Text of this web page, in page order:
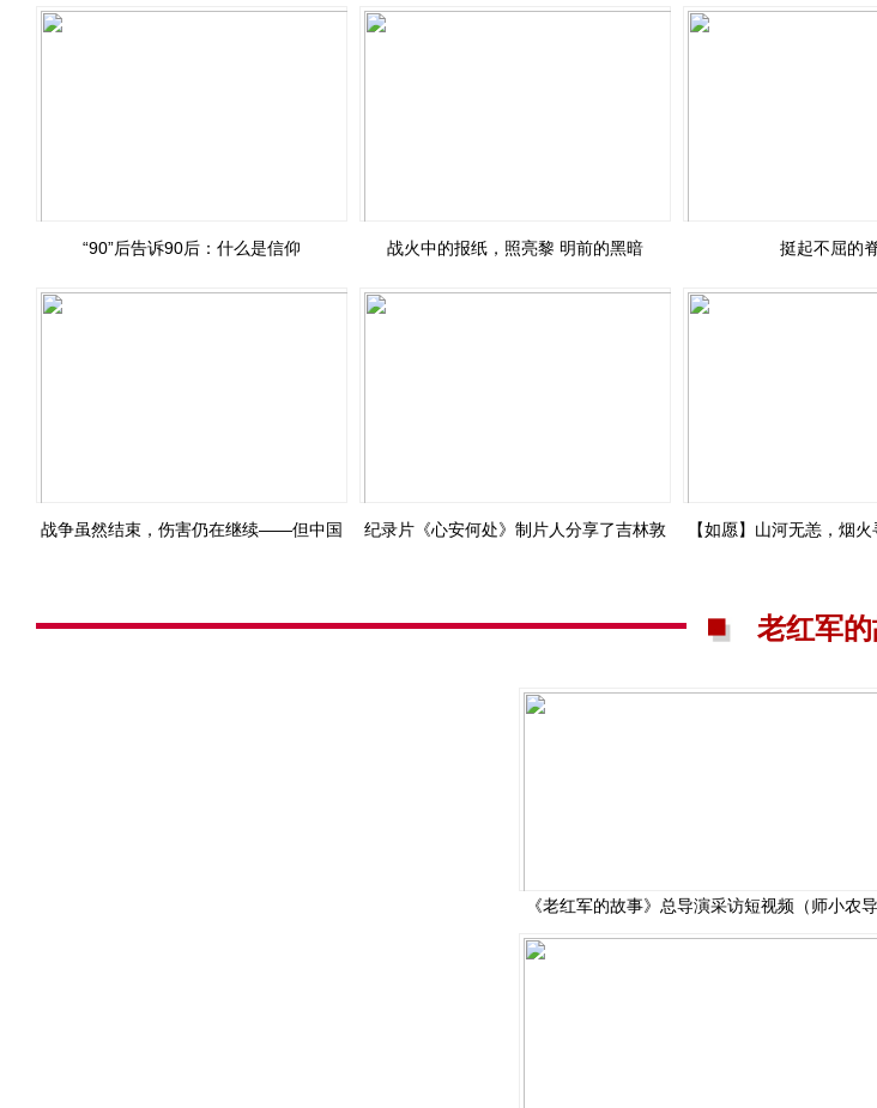
“90”后告诉90后：什么是信仰 战火中的报纸，照亮黎 明前的黑暗 挺起不屈的
战争虽然结束，伤害仍在继续——但中国 纪录片《心安何处》制片人分享了吉林敦 【如愿】山河无恙，烟
老红军
《老红军的故事》总导演采访短视频（师小农导